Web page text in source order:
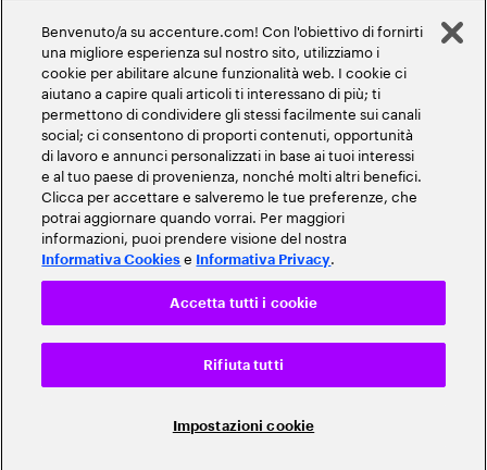
Benvenuto/a su accenture.com! Con l'obiettivo di fornirti
una migliore esperienza sul nostro sito, utilizziamo i
cookie per abilitare alcune funzionalità web. I cookie ci
aiutano a capire quali articoli ti interessano di più; ti
permettono di condividere gli stessi facilmente sui canali
social; ci consentono di proporti contenuti, opportunità
di lavoro e annunci personalizzati in base ai tuoi interessi
e al tuo paese di provenienza, nonché molti altri benefici.
Clicca per accettare e salveremo le tue preferenze, che
potrai aggiornare quando vorrai. Per maggiori
informazioni, puoi prendere visione del nostra
Informativa Cookies e Informativa Privacy.
Impostazioni cookie
Rifiuta tutti
Accetta tutti i cookie